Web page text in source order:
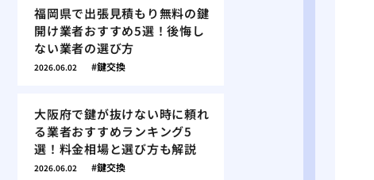
福岡県で出張見積もり無料の鍵
開け業者おすすめ5選！後悔し
ない業者の選び方
2026.06.02 鍵交換
大阪府で鍵が抜けない時に頼れ
る業者おすすめランキング5
選！料金相場と選び方も解説
2026.06.02 鍵交換